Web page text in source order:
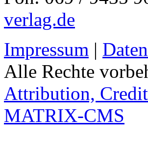
verlag.de
Impressum |
Alle Rechte
Attribution,
MATRIX-CMS